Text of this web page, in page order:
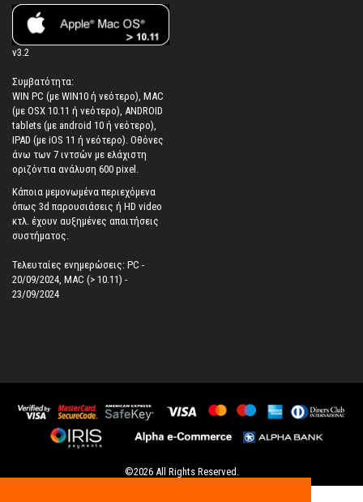
v3.2
Συμβατότητα:
WIN PC (με WIN10 ή νεότερο), MAC
(με OSX 10.11 ή νεότερο), ANDROID
tablets (με android 10 ή νεότερο),
IPAD (με iOS 11 ή νεότερο). Oθόνες
άνω των 7 ιντσών με ελάχιστη
οριζόντια ανάλυση 600 pixel.
Κάποια μεμονωμένα περιεχόμενα
όπως 3d παρουσιάσεις ή HD video
κτλ. έχουν αυξημένες απαιτήσεις
συστήματος.
Τελευταίες ενημερώσεις: PC -
20/09/2024, MAC (> 10.11) -
23/09/2024
©2026All Rights Reserved.